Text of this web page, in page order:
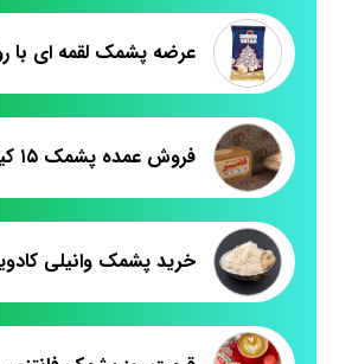
عرضه پشمک لقمه ای
فروش عمده پشمک ۱۵ کیلویی
خرید پشمک وانیلی